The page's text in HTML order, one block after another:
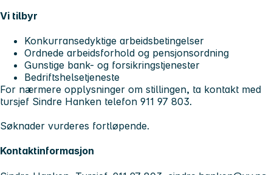
Vi tilbyr
Konkurransedyktige arbeidsbetingelser
Ordnede arbeidsforhold og pensjonsordning
Gunstige bank- og forsikringstjenester
Bedriftshelsetjeneste
For nærmere opplysninger om stillingen, ta kontakt med
tursjef Sindre Hanken telefon 911 97 803.
Søknader vurderes fortløpende.
Kontaktinformasjon